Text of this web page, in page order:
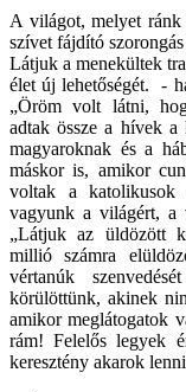
A világot, melyet
szívet fájdító
Látjuk a menekültek
élet új lehetőségét. -
„Öröm volt látni,
adtak össze a hívek a
magyaroknak és a
máskor is, amikor
voltak a katolikusok
vagyunk a világért, a
„Látjuk az üldözött
millió számra
vértanúk
körülöttünk, akinek
amikor meglátogatok
rám! Felelős legyek
keresztény akarok